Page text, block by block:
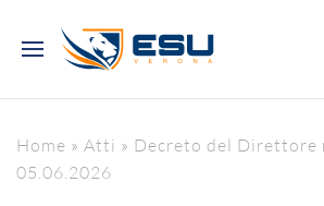
Home » Atti » Decreto del Direttore
05.06.2026